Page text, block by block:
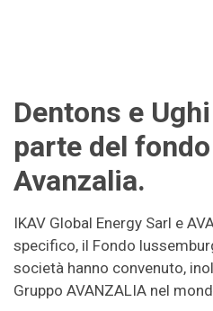
Dentons e
parte del
Avanzalia.
IKAV Global Energy Sarl e
specifico, il Fondo
società hanno convenuto,
Gruppo AVANZALIA nel